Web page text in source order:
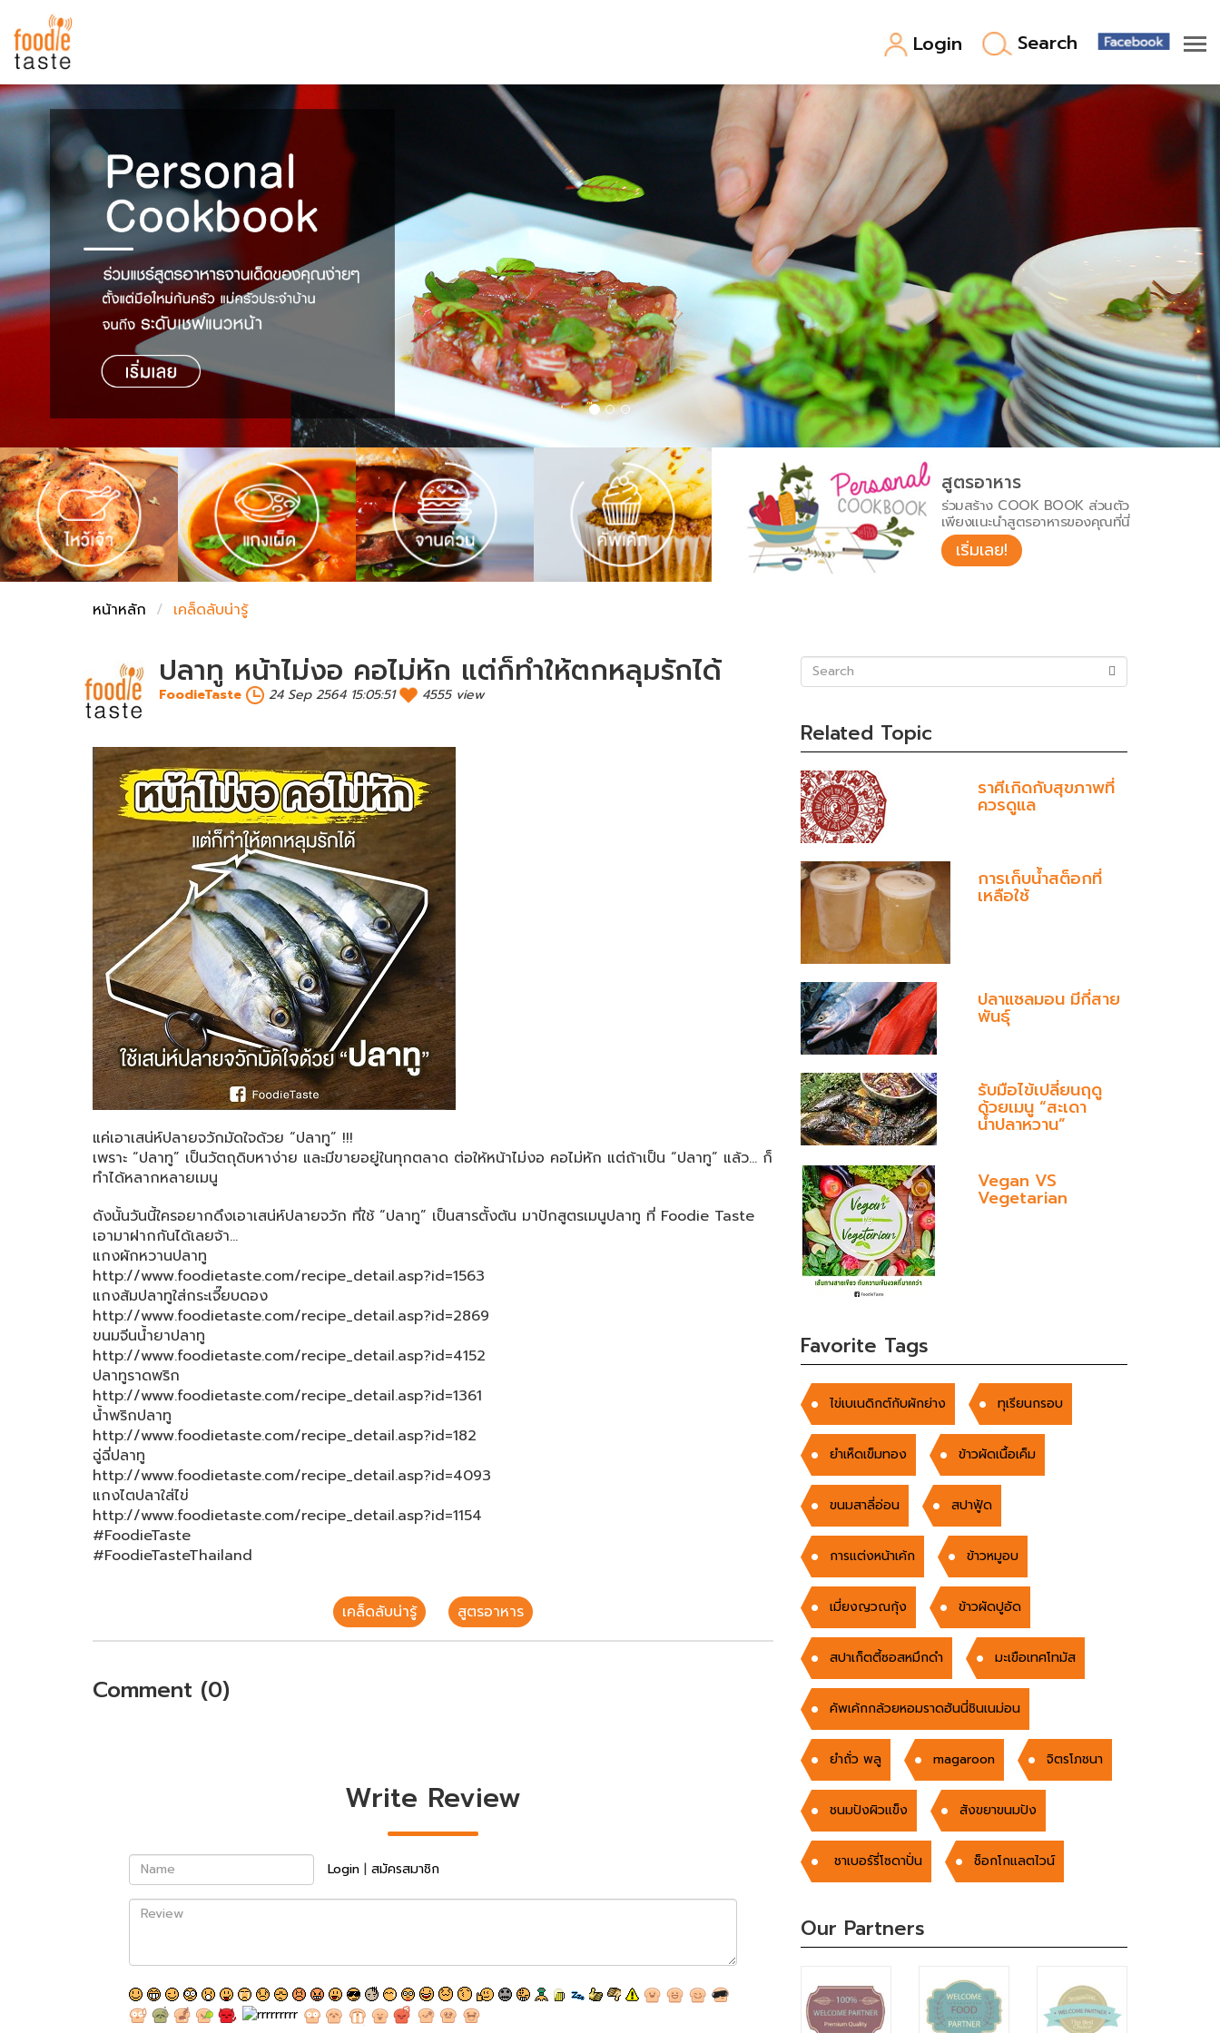
Login Search
สูตรอาหาร
สูตรอาหารล่าสุด
Top Foodie
พาไปชิม
สารพันก้นครัว
เคล็ดลับน่ารู้
เปรียบเทียบหน่วยการตวง
เปรียบเทียบอุณหภูมิ
เปรียบเทียบน้ำหนักวัตถุดิบ
ชั่งตวงเนย
FoodPedia
สร้าง Cookbook
สูตรอาหาร
ร่วมสร้าง COOK BOOK ส่วนตัว
เพียงแนะนำสูตรอาหารของคุณที่นี่
เริ่มเลย!
หน้าหลัก เคล็ดลับน่ารู้
ปลาทู หน้าไม่งอ คอไม่หัก แต่ก็ทำให้ตกหลุมรักได้
FoodieTaste 24 Sep 2564 15:05:51 4555 view
แค่เอาเสน่ห์ปลายจวักมัดใจด้วย “ปลาทู” !!!
เพราะ “ปลาทู” เป็นวัตถุดิบหาง่าย และมีขายอยู่ในทุกตลาด ต่อให้หน้าไม่งอ คอไม่หัก แต่ถ้าเป็น “ปลาทู” แล้ว… ก็
ทำได้หลากหลายเมนู
ดังนั้นวันนี้ใครอยากดึงเอาเสน่ห์ปลายจวัก ที่ใช้ “ปลาทู” เป็นสารตั้งต้น มาปักสูตรเมนูปลาทู ที่ Foodie Taste
เอามาฝากกันได้เลยจ้า…
แกงผักหวานปลาทู
http://www.foodietaste.com/recipe_detail.asp?id=1563
แกงส้มปลาทูใส่กระเจี๊ยบดอง
http://www.foodietaste.com/recipe_detail.asp?id=2869
ขนมจีนน้ำยาปลาทู
http://www.foodietaste.com/recipe_detail.asp?id=4152
ปลาทูราดพริก
http://www.foodietaste.com/recipe_detail.asp?id=1361
น้ำพริกปลาทู
http://www.foodietaste.com/recipe_detail.asp?id=182
ฉู่ฉี่ปลาทู
http://www.foodietaste.com/recipe_detail.asp?id=4093
แกงไตปลาใส่ไข่
http://www.foodietaste.com/recipe_detail.asp?id=1154
#FoodieTaste
#FoodieTasteThailand
เคล็ดลับน่ารู้ สูตรอาหาร
Comment (0)
Write Review
Name Login | สมัครสมาชิก
Review
Related Topic
ราศีเกิดกับสุขภาพที่
ควรดูแล
การเก็บน้ำสต็อกที่
เหลือใช้
ปลาแซลมอน มีกี่สาย
พันธุ์
รับมือไข้เปลี่ยนฤดู
ด้วยเมนู “สะเดา
น้ำปลาหวาน”
Vegan VS
Vegetarian
Favorite Tags
ไข่เบเนดิกต์กับผักย่าง ทุเรียนกรอบ
ยำเห็ดเข็มทอง ข้าวผัดเนื้อเค็ม
ขนมสาลี่อ่อน สปาฟู้ด
การแต่งหน้าเค้ก ข้าวหมูอบ
เมี่ยงญวณกุ้ง ข้าวผัดปูอัด
สปาเก็ตตี้ซอสหมึกดำ มะเขือเทศโทมัส
คัพเค้กกล้วยหอมราดฮันนี่ชินเนม่อน
ยำถั่ว พลู magaroon จิตรโภชนา
ชนมปังผิวแข็ง สังขยาขนมปัง
ชาเบอร์รี่โซดาปั่น ช็อกโกแลตไวน์
Our Partners